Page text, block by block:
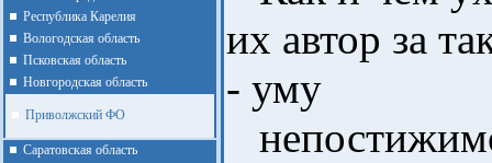
Республика Карелия
Вологодская область
Псковская область
Новгородская область
Приволжский ФО
Cаратовская область
их автор за
- уму